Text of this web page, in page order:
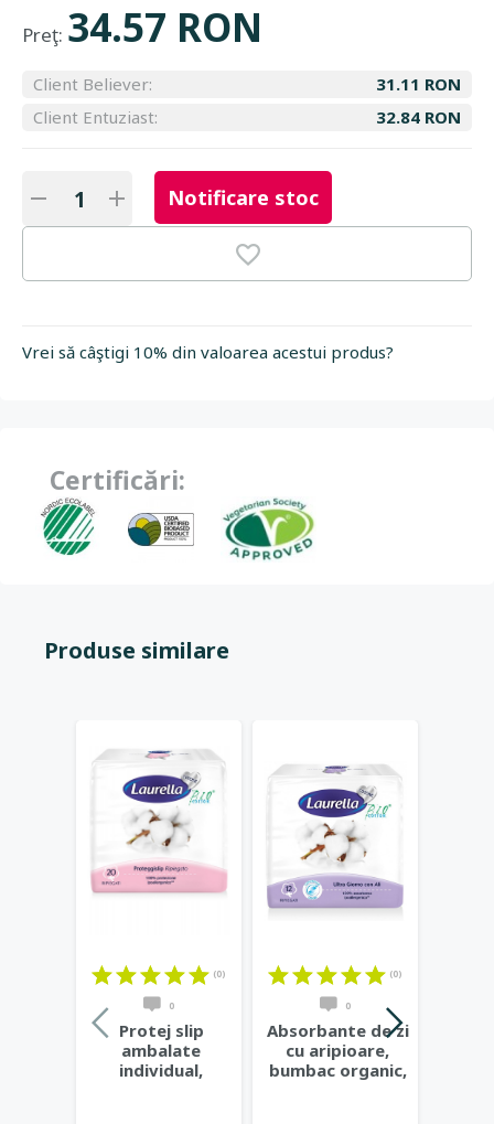
Preţ: 34.57 RON
Client Believer:
31.11 RON
Client Entuziast:
32.84 RON
Notificare stoc
Vrei să câştigi 10% din valoarea acestui produs?
Certificări:
Produse similare
(0)
0
Protej slip
ambalate
individual,
(0)
0
Absorbante de zi
cu aripioare,
bumbac organic,